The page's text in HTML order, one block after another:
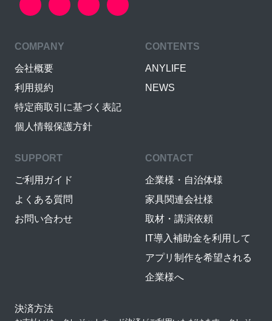
COMPANY
会社概要
利用規約
特定商取引に基づく表記
個人情報保護方針
CONTENTS
ANYLIFE
NEWS
SUPPORT
ご利用ガイド
よくある質問
お問い合わせ
CONTACT
企業様・自治体様
家具関連会社様
取材・講演依頼
IT導入補助金を利用して
アプリ制作を希望される
企業様へ
決済方法